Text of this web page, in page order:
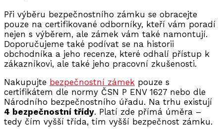
Při výběru bezpečnostního zámku se obracejte
pouze na certifikované odborníky, kteří vám poradí
nejen s výběrem, ale zámek vám také namontují.
Doporučujeme také podívat se na historii
obchodníka a jeho recenze, které odhalí přístup k
zákazníkovi, ale také jeho pracovní zkušenosti.
Nakupujte bezpečnostní zámek pouze s
certifikátem dle normy ČSN P ENV 1627 nebo dle
Národního bezpečnostního úřadu. Na trhu existují
4 bezpečnostní třídy. Platí zde přímá úměra –
tedy čím vyšší třída, tím vyšší bezpečnost zámku.